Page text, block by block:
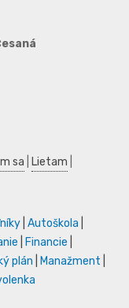
sa Lietam
Autoškola
Financie
plán Manažment